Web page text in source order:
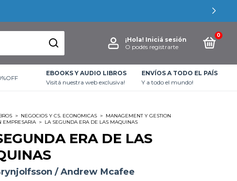
¡Hola! Iniciá sesión
O podés registrarte
0
EBOOKS Y AUDIO LIBROS
Visitá nuestra web exclusiva!
ENVÍOS A TODO EL PAÍS
Y a todo el mundo!
> NEGOCIOS Y CS. ECONOMICAS > MANAGEMENT Y GESTION
EMPRESARIA > LA SEGUNDA ERA DE LAS MAQUINAS
ERA DE LAS
/ Andrew Mcafee